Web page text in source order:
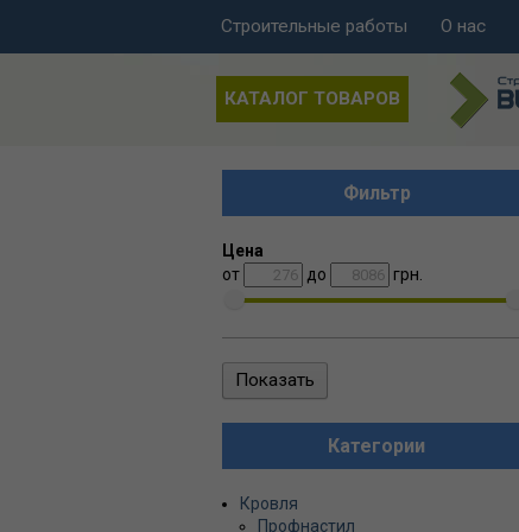
Строительные работы О нас
КАТАЛОГ ТОВАРОВ
Фильтр
Цена
от
до грн.
Категории
Кровля
Профнастил